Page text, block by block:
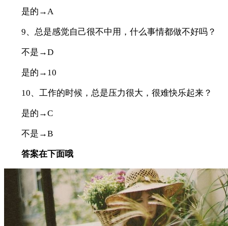
是的→A
9、总是感觉自己很不中用，什么事情都做不好吗？
不是→D
是的→10
10、工作的时候，总是压力很大，很难快乐起来？
是的→C
不是→B
答案在下面哦